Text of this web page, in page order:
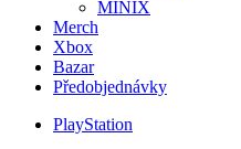
MINIX
Merch
Xbox
Bazar
Předobjednávky
PlayStation